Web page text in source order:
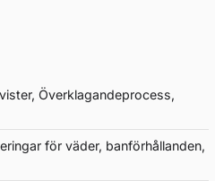
Överklagandeprocess,
för väder, banförhållanden,